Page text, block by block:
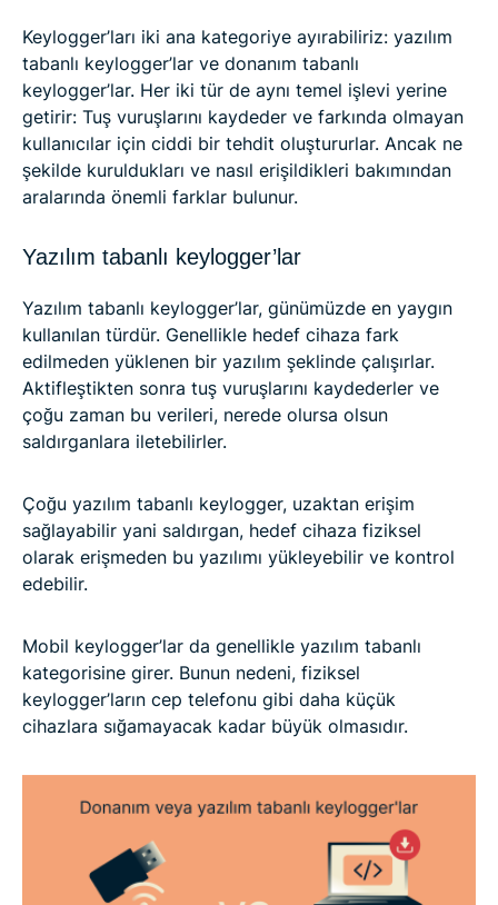
Keylogger’ları iki ana kategoriye ayırabiliriz: yazılım
tabanlı keylogger’lar ve donanım tabanlı
keylogger’lar. Her iki tür de aynı temel işlevi yerine
getirir: Tuş vuruşlarını kaydeder ve farkında olmayan
kullanıcılar için ciddi bir tehdit oluştururlar. Ancak ne
şekilde kuruldukları ve nasıl erişildikleri bakımından
aralarında önemli farklar bulunur.
Yazılım tabanlı keylogger’lar
Yazılım tabanlı keylogger’lar, günümüzde en yaygın
kullanılan türdür. Genellikle hedef cihaza fark
edilmeden yüklenen bir yazılım şeklinde çalışırlar.
Aktifleştikten sonra tuş vuruşlarını kaydederler ve
çoğu zaman bu verileri, nerede olursa olsun
saldırganlara iletebilirler.
Çoğu yazılım tabanlı keylogger, uzaktan erişim
sağlayabilir yani saldırgan, hedef cihaza fiziksel
olarak erişmeden bu yazılımı yükleyebilir ve kontrol
edebilir.
Mobil keylogger’lar da genellikle yazılım tabanlı
kategorisine girer. Bunun nedeni, fiziksel
keylogger’ların cep telefonu gibi daha küçük
cihazlara sığamayacak kadar büyük olmasıdır.